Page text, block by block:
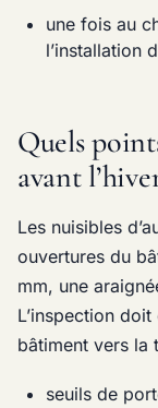
une fois au
l’installation
Quels
avant
Les nuisibles
ouvertures du
mm, une
L’inspection
bâtiment vers la
seuils de